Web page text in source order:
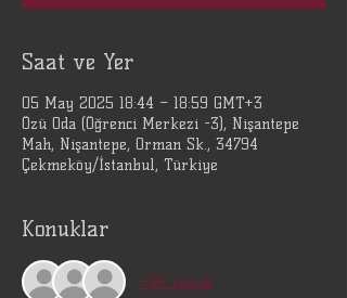
Saat ve Yer
05 May 2025 18:44 – 18:59 GMT+3
Özü Oda (Öğrenci Merkezi -3), Nişantepe
Mah, Nişantepe, Orman Sk., 34794
Çekmeköy/İstanbul, Türkiye
Konuklar
+36 konuk